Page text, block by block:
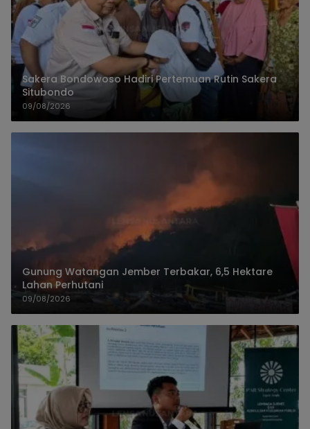
Sakera Bondowoso Hadiri Pertemuan Rutin Sakera
Situbondo
09/08/2026
Gunung Watangan Jember Terbakar, 6,5 Hektare
Lahan Perhutani
09/08/2026